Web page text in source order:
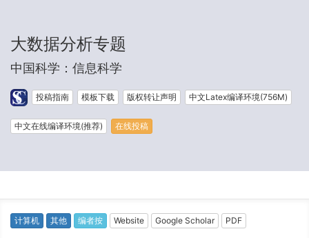
大数据分析专题
中国科学：信息科学
投稿指南 模板下载 版权转让声明 中文Latex编译环境(756M)
中文在线编译环境(推荐) 在线投稿
计算机 其他 编者按 Website Google Scholar PDF